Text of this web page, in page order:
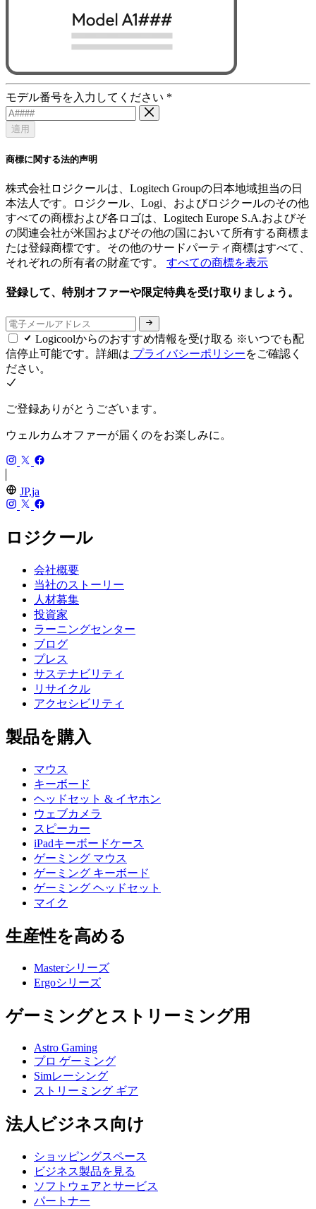
モデル番号を入力してください *
適用
商標に関する法的声明
株式会社ロジクールは、Logitech Groupの日本地域担当の日
本法人です。ロジクール、Logi、およびロジクールのその他
すべての商標および各ロゴは、Logitech Europe S.A.およびそ
の関連会社が米国およびその他の国において所有する商標ま
たは登録商標です。その他のサードパーティ商標はすべて、
それぞれの所有者の財産です。 すべての商標を表示
登録して、特別オファーや限定特典を受け取りましょう。
Logicoolからのおすすめ情報を受け取る ※いつでも配
信停止可能です。詳細は プライバシーポリシーをご確認く
ださい。
ご登録ありがとうございます。
ウェルカムオファーが届くのをお楽しみに。
JP,ja
ロジクール
会社概要
当社のストーリー
人材募集
投資家
ラーニングセンター
ブログ
プレス
サステナビリティ
リサイクル
アクセシビリティ
製品を購入
マウス
キーボード
ヘッドセット & イヤホン
ウェブカメラ
スピーカー
iPadキーボードケース
ゲーミング マウス
ゲーミング キーボード
ゲーミング ヘッドセット
マイク
生産性を高める
Masterシリーズ
Ergoシリーズ
ゲーミングとストリーミング用
Astro Gaming
プロ ゲーミング
Simレーシング
ストリーミング ギア
法人ビジネス向け
ショッピングスペース
ビジネス製品を見る
ソフトウェアとサービス
パートナー